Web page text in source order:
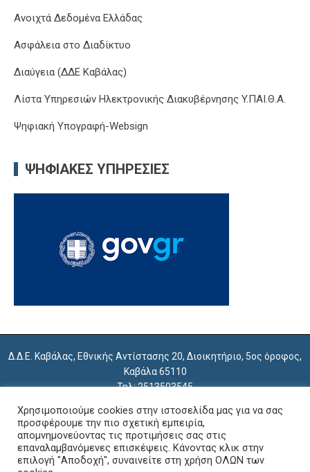
Ανοιχτά Δεδομένα Ελλάδας
Ασφάλεια στο Διαδίκτυο
Διαύγεια (ΔΔΕ Καβάλας)
Λίστα Υπηρεσιών Ηλεκτρονικής Διακυβέρνησης Y.ΠΑΙ.Θ.Α.
Ψηφιακή Υπογραφή-Websign
ΨΗΦΙΑΚΈΣ ΥΠΗΡΕΣΊΕΣ
Δ.Δ.Ε. Καβάλας, Εθνικής Αντίστασης 20, Διοικητήριο, 5ος όροφος,
Καβάλα 65110
Τηλ: 2513503545
εμπιστευτική αλληλογραφία: empdkav@sch.gr
Copyright 2018 Διεύθυνση Δευτεροβάθμιας Εκπαίδευσης Καβάλας
Κατασκευή: Θανάσης Κομβόκης
Χρησιμοποιούμε cookies στην ιστοσελίδα μας για να σας
προσφέρουμε την πιο σχετική εμπειρία,
απομνημονεύοντας τις προτιμήσεις σας στις
επαναλαμβανόμενες επισκέψεις. Κάνοντας κλικ στην
επιλογή "Αποδοχή", συναινείτε στη χρήση ΟΛΩΝ των